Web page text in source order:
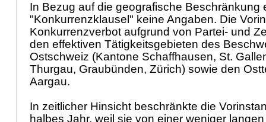
In Bezug auf die geografische Beschränkung
"Konkurrenzklausel" keine Angaben. Die
Konkurrenzverbot aufgrund von Partei- und
den effektiven Tätigkeitsgebieten des
Ostschweiz (Kantone Schaffhausen, St.
Thurgau, Graubünden, Zürich) sowie den
Aargau.
In zeitlicher Hinsicht beschränkte die
halbes Jahr, weil sie von einer weniger